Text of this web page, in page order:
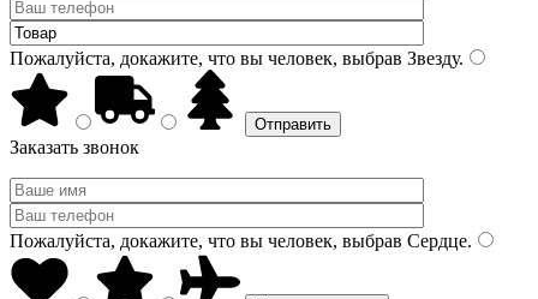
Пожалуйста, докажите, что вы человек, выбрав Звезду.
Заказать звонок
Пожалуйста, докажите, что вы человек, выбрав Сердце.